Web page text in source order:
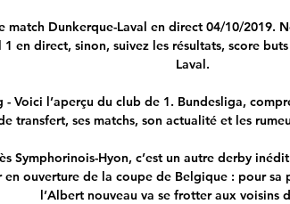
match Dunkerque-Laval en direct 04/10/2019.
en direct, sinon, suivez les résultats, score
Laval.
- Voici l’aperçu du club de 1. Bundesliga,
transfert, ses matchs, son actualité et les
Symphorinois-Hyon, c’est un autre derby
en ouverture de la coupe de Belgique : pour sa
l’Albert nouveau va se frotter aux voisins